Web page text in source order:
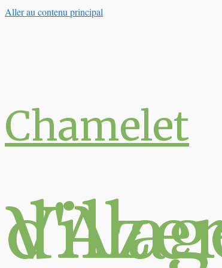
Aller au contenu principal
Chamelet
Village du